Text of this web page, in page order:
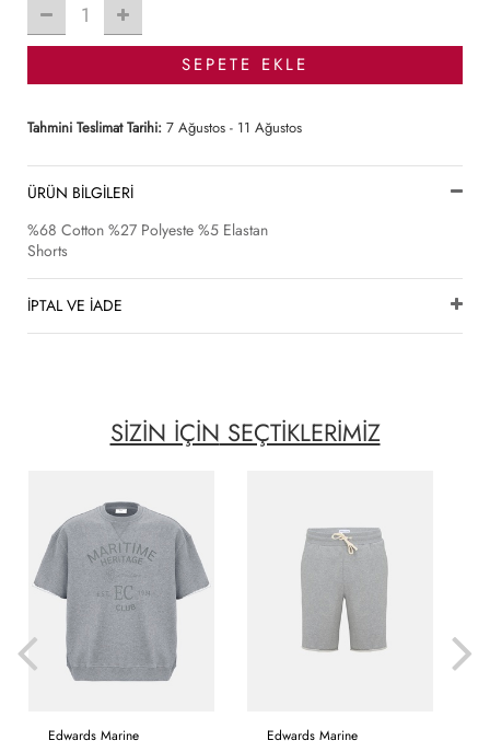
1
SEPETE EKLE
Tahmini Teslimat Tarihi: 7 Ağustos - 11 Ağustos
ÜRÜN BİLGİLERİ
%68 Cotton %27 Polyeste %5 Elastan
Shorts
İPTAL VE İADE
SİZİN İÇİN SEÇTİKLERİMİZ
Edwards Marine Edwards Marine